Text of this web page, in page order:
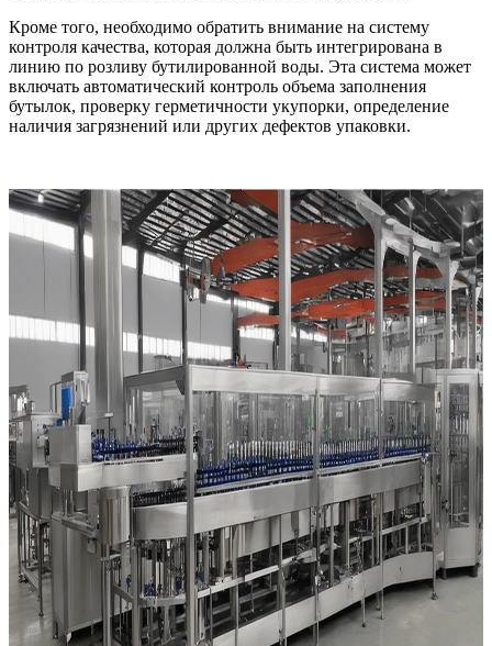
Кроме того, необходимо обратить внимание на систему
контроля качества, которая должна быть интегрирована в
линию по розливу бутилированной воды. Эта система может
включать автоматический контроль объема заполнения
бутылок, проверку герметичности укупорки, определение
наличия загрязнений или других дефектов упаковки.